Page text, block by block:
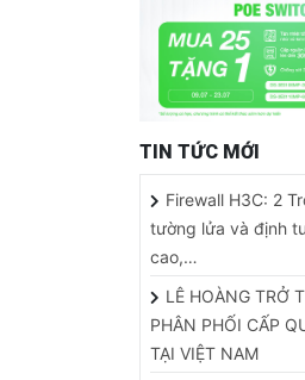
TIN TỨC MỚI
Firewall H3C: 2
tường lửa và định
cao,…
LÊ HOÀNG TRỞ
PHÂN PHỐI CẤP
TẠI VIỆT NAM